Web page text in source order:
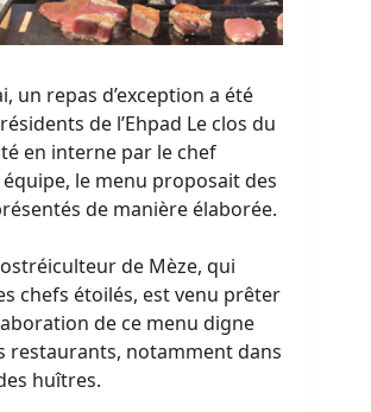
un repas d’exception a été
de l’Ehpad Le clos du
en interne par le chef
le menu proposait des
de manière élaborée.
de Mèze, qui
chefs étoilés, est venu prêter
de ce menu digne
restaurants, notamment dans
huîtres.